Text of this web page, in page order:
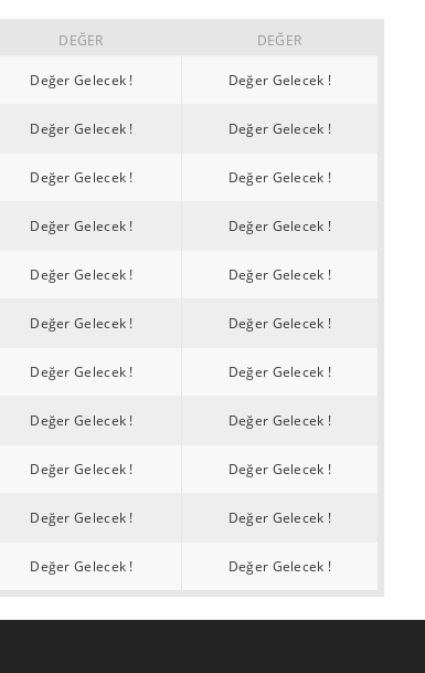
DEĞER DEĞER
Değer Gelecek ! Değer Gelecek !
Değer Gelecek ! Değer Gelecek !
Değer Gelecek ! Değer Gelecek !
Değer Gelecek ! Değer Gelecek !
Değer Gelecek ! Değer Gelecek !
Değer Gelecek ! Değer Gelecek !
Değer Gelecek ! Değer Gelecek !
Değer Gelecek ! Değer Gelecek !
Değer Gelecek ! Değer Gelecek !
Değer Gelecek ! Değer Gelecek !
Değer Gelecek ! Değer Gelecek !